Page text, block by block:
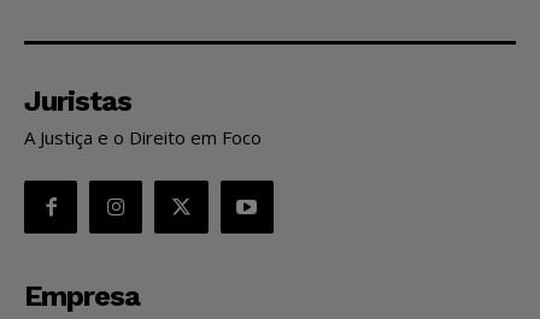
Juristas
A Justiça e o Direito em Foco
Empresa